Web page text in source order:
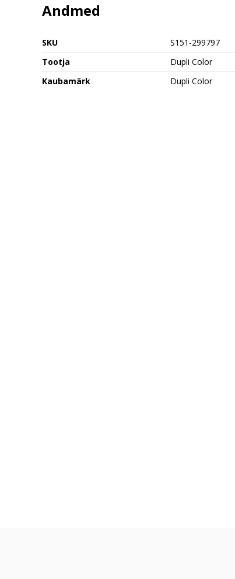
Andmed
SKU
S151-299797
Tootja
Dupli Color
Kaubamärk
Dupli Color